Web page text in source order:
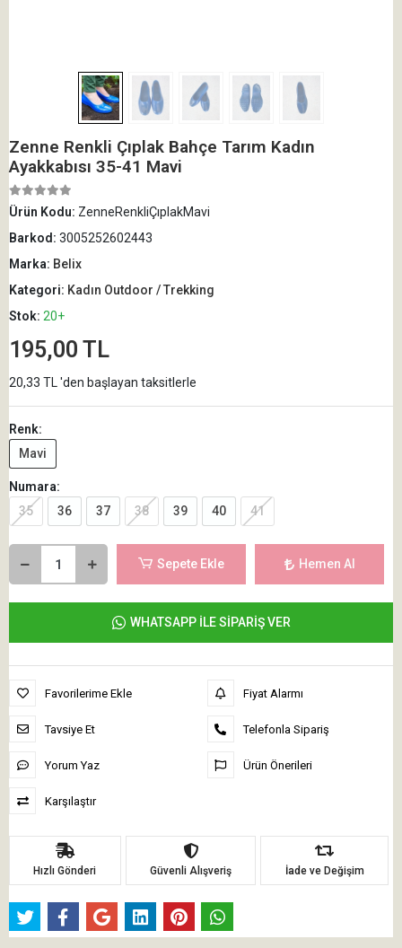
Zenne Renkli Çıplak Bahçe Tarım Kadın
Ayakkabısı 35-41 Mavi
Ürün Kodu: ZenneRenkliÇıplakMavi
Barkod: 3005252602443
Marka: Belix
Kategori: Kadın Outdoor / Trekking
Stok: 20+
195,00 TL
20,33 TL 'den başlayan taksitlerle
Renk:
Mavi
Numara:
35
36 37 38 39 40 41
Sepete Ekle Hemen Al
WHATSAPP İLE SİPARİŞ VER
Favorilerime Ekle
Tavsiye Et
Yorum Yaz
Karşılaştır
Fiyat Alarmı
Telefonla Sipariş
Ürün Önerileri
Hızlı Gönderi Güvenli Alışveriş İade ve Değişim